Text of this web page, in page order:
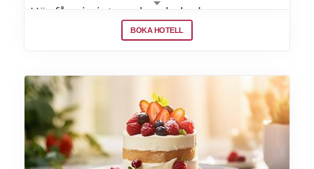
Här får ni njuta av hembakade scones,
snittar, kakor, marmelader och andra
läckerheter. Till detta serveras vårt alldeles
BOKA HOTELL